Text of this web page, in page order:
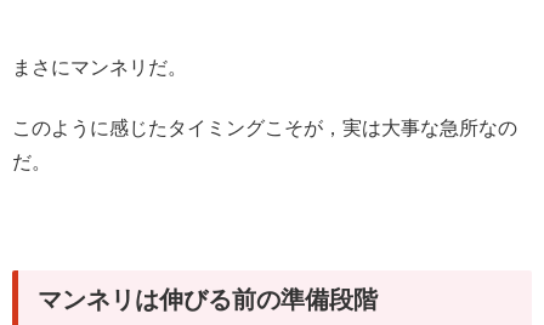
まさにマンネリだ。
このように感じたタイミングこそが，実は大事な急所なの
だ。
マンネリは伸びる前の準備段階